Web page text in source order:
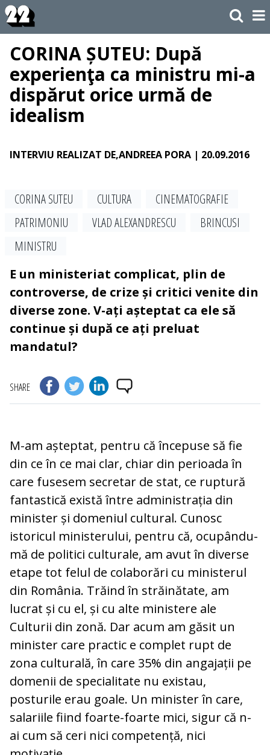
CORINA ȘUTEU: După
experienţa ca ministru mi-a
dispărut orice urmă de
idealism
INTERVIU REALIZAT DE,ANDREEA PORA | 20.09.2016
CORINA SUTEU CULTURA
CINEMATOGRAFIE
PATRIMONIU
VLAD ALEXANDRESCU
BRINCUSI
MINISTRU
E un ministeriat complicat, plin de
controverse, de crize și critici venite din
diverse zone. V-ați așteptat ca ele să
continue și după ce ați preluat
mandatul?
SHARE
M-am așteptat, pentru că începuse să fie
din ce în ce mai clar, chiar din perioada în
care fusesem secretar de stat, ce ruptură
fantastică există între administrația din
minister și domeniul cultural. Cunosc
istoricul ministerului, pentru că, ocupându-
mă de politici culturale, am avut în diverse
etape tot felul de colaborări cu ministerul
din România. Trăind în străinătate, am
lucrat și cu el, și cu alte ministere ale
Culturii din zonă. Dar acum am găsit un
minister care practic e complet rupt de
zona culturală, în care 35% din angajații pe
domenii de specialitate nu existau,
posturile erau goale. Un minister în care,
salariile fiind foarte-foarte mici, sigur că n-
ai cum să ceri nici competență, nici